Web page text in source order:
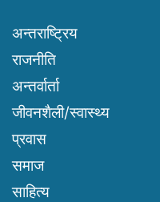
अन्तराष्ट्रिय
राजनीति
अन्तर्वार्ता
जीवनशैली/स्वास्थ्य
प्रवास
समाज
साहित्य